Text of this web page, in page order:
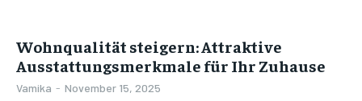
Wohnqualität steigern: Attraktive
Ausstattungsmerkmale für Ihr Zuhause
Vamika - November 15, 2025